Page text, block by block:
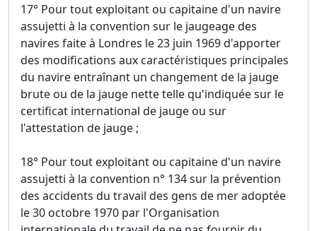
17° Pour tout exploitant ou capitaine d'un navire
assujetti à la convention sur le jaugeage des
navires faite à Londres le 23 juin 1969 d'apporter
des modifications aux caractéristiques principales
du navire entraînant un changement de la jauge
brute ou de la jauge nette telle qu'indiquée sur le
certificat international de jauge ou sur
l'attestation de jauge ;
18° Pour tout exploitant ou capitaine d'un navire
assujetti à la convention n° 134 sur la prévention
des accidents du travail des gens de mer adoptée
le 30 octobre 1970 par l'Organisation